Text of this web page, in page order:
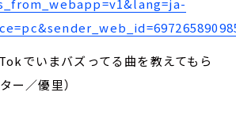
でいまバズってる曲を教えてもら
ー／優里）